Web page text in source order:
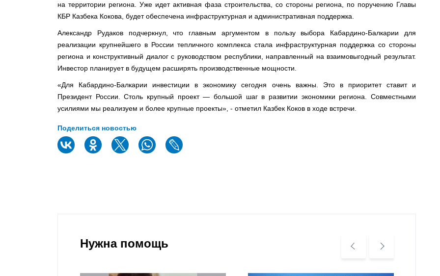
на территории региона. Уже идет активная фаза строительства, со стороны региона, по поручению Главы
КБР Казбека Кокова, будет обеспечена инфраструктурная и административная поддержка.
Александр Рудаков подчеркнул, что главным аргументом в пользу выбора Кабардино-Балкарии для
реализации крупнейшего в России тепличного комплекса стала инфраструктурная поддержка со стороны
региона и конструктивный диалог с руководством республики, направленный на взаимовыгодный результат.
Инвестор планирует в будущем расширять производственные мощности.
«Для Кабардино-Балкарии инвестиции в экономику сегодня очень важны. Это в приоритет ставит и
Президент России. Столь крупный проект — большой шаг в развитии экономики региона. Совместными
усилиями мы реализуем и более крупные проекты», - отметил Казбек Коков в ходе встречи.
Поделиться новостью
Нужна помощь